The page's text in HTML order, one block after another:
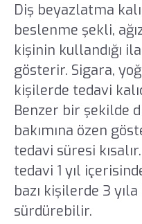
Diş beyazlatma
beslenme şekli,
kişinin kullandığı
gösterir. Sigara,
kişilerde tedavi
Benzer bir şekilde
bakımına özen
tedavi süresi
tedavi 1 yıl
bazı kişilerde 3 yıla
sürdürebilir.